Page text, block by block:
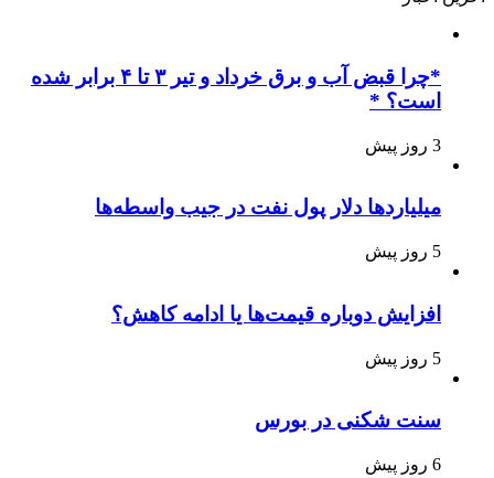
*چرا قبض آب و برق خرداد و تیر ۳ تا ۴ برابر شده
است؟ *
3 روز پیش
میلیاردها دلار پول نفت در جیب واسطه‌ها
5 روز پیش
افزایش دوباره قیمت‌ها یا ادامه کاهش؟
5 روز پیش
سنت شکنی در بورس
6 روز پیش